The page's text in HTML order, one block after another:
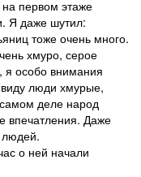
первом этаже
Я даже шутил:
тоже очень много.
хмуро, серое
особо внимания
люди хмурые,
деле народ
впечатления. Даже
людей.
о ней начали